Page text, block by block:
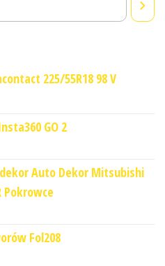
225/55R18 98 V
GO 2
Auto Dekor Mitsubishi
Pokrowce
Fol208